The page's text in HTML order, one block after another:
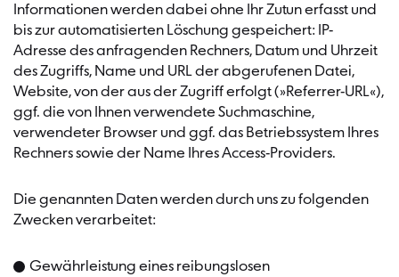
Informationen werden dabei ohne Ihr Zutun erfasst und
bis zur automatisierten Löschung gespeichert: IP-
Adresse des anfragenden Rechners, Datum und Uhrzeit
des Zugriffs, Name und URL der abgerufenen Datei,
Website, von der aus der Zugriff erfolgt (»Referrer-URL«),
ggf. die von Ihnen verwendete Suchmaschine,
verwendeter Browser und ggf. das Betriebssystem Ihres
Rechners sowie der Name Ihres Access-Providers.
Die genannten Daten werden durch uns zu folgenden
Zwecken verarbeitet:
Gewährleistung eines reibungslosen